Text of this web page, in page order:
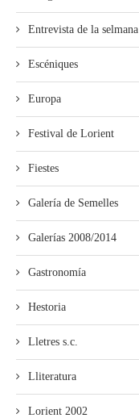
Entrevista de la selmana
Escéniques
Europa
Festival de Lorient
Fiestes
Galería de Semelles
Galerías 2008/2014
Gastronomía
Hestoria
Lletres s.c.
Lliteratura
Lorient 2002